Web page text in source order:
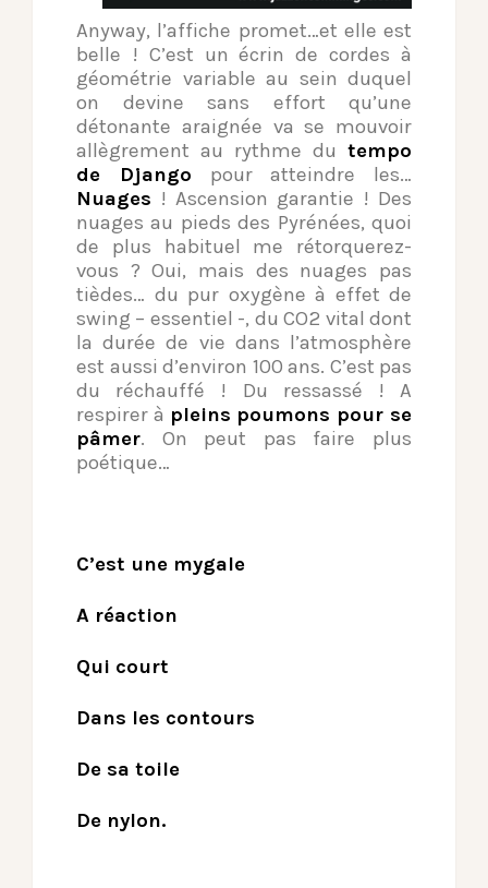
Anyway, l’affiche promet…et elle est
belle ! C’est un écrin de cordes à
géométrie variable au sein duquel
on devine sans effort qu’une
détonante araignée va se mouvoir
allègrement au rythme du tempo
de Django pour atteindre les…
Nuages ! Ascension garantie ! Des
nuages au pieds des Pyrénées, quoi
de plus habituel me rétorquerez-
vous ? Oui, mais des nuages pas
tièdes… du pur oxygène à effet de
swing – essentiel -, du CO2 vital dont
la durée de vie dans l’atmosphère
est aussi d’environ 100 ans. C’est pas
du réchauffé ! Du ressassé ! A
respirer à pleins poumons pour se
pâmer. On peut pas faire plus
poétique…
C’est une mygale
A réaction
Qui court
Dans les contours
De sa toile
De nylon.